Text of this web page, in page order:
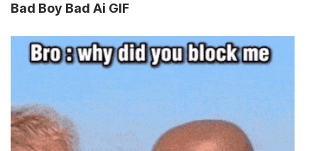
Bad Boy Bad Ai GIF